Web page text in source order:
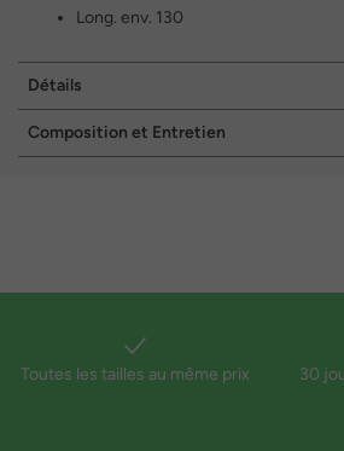
Long. env. 130
Détails
Composition et Entretien
Toutes les tailles au même prix 30